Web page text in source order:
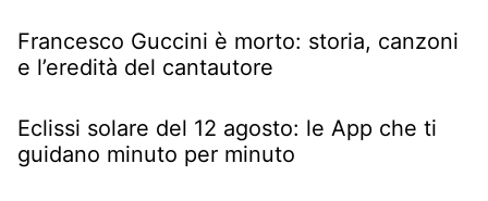
Francesco Guccini è morto: storia, canzoni
e l’eredità del cantautore
Eclissi solare del 12 agosto: le App che ti
guidano minuto per minuto